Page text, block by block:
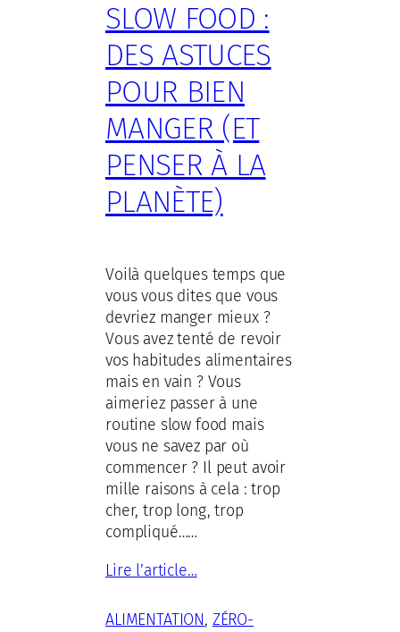
SLOW FOOD :
DES ASTUCES
POUR BIEN
MANGER (ET
PENSER À LA
PLANÈTE)
Voilà quelques temps que
vous vous dites que vous
devriez manger mieux ?
Vous avez tenté de revoir
vos habitudes alimentaires
mais en vain ? Vous
aimeriez passer à une
routine slow food mais
vous ne savez par où
commencer ? Il peut avoir
mille raisons à cela : trop
cher, trop long, trop
compliqué……
Lire l’article…
ALIMENTATION, ZÉRO-